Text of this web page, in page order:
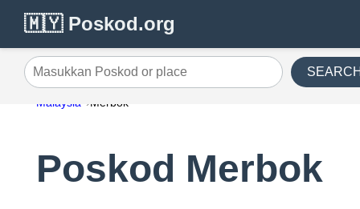
🇲🇾 Poskod.org
Masukkan Poskod or place
Malaysia Merbok
Poskod Merbok